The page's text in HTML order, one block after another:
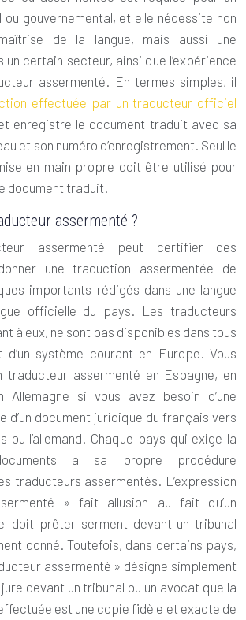
gouvernemental, et elle nécessite non
de la langue, mais aussi une
un certain secteur, ainsi que l’expérience
assermenté. En termes simples, il
effectuée par un traducteur officiel
enregistre le document traduit avec sa
et son numéro d’enregistrement. Seul le
en main propre doit être utilisé pour
document traduit.
assermenté ?
assermenté peut certifier des
une traduction assermentée de
importants rédigés dans une langue
officielle du pays. Les traducteurs
à eux, ne sont pas disponibles dans tous
d’un système courant en Europe. Vous
traducteur assermenté en Espagne, en
Allemagne si vous avez besoin d’une
d’un document juridique du français vers
ou l’allemand. Chaque pays qui exige la
a sa propre procédure
traducteurs assermentés. L’expression
» fait allusion au fait qu’un
doit prêter serment devant un tribunal
donné. Toutefois, dans certains pays,
assermenté » désigne simplement
devant un tribunal ou un avocat que la
est une copie fidèle et exacte de